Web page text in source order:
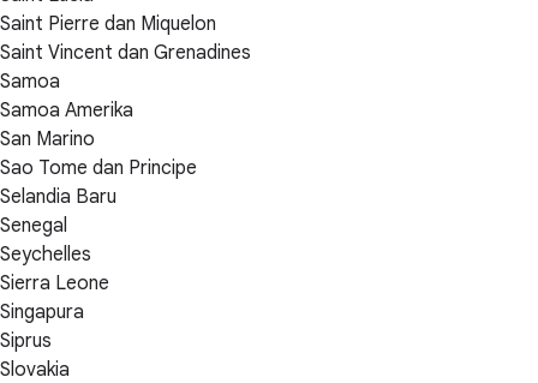
Saint Pierre dan Miquelon
Saint Vincent dan Grenadines
Samoa
Samoa Amerika
San Marino
Sao Tome dan Principe
Selandia Baru
Senegal
Seychelles
Sierra Leone
Singapura
Siprus
Slovakia